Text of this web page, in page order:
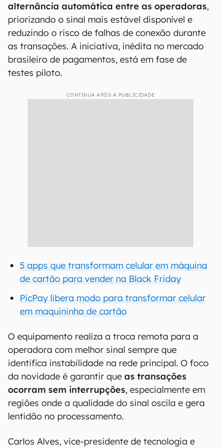
alternância automática entre as operadoras,
priorizando o sinal mais estável disponível e
reduzindo o risco de falhas de conexão durante
as transações. A iniciativa, inédita no mercado
brasileiro de pagamentos, está em fase de
testes piloto.
CONTINUA APÓS A PUBLICIDADE
5 apps que transformam celular em máquina
de cartão para vender na Black Friday
PicPay libera modo para transformar celular
em maquininha de cartão
O equipamento realiza a troca remota para a
operadora com melhor sinal sempre que
identifica instabilidade na rede principal. O foco
da novidade é garantir que as transações
ocorram sem interrupções, especialmente em
regiões onde a qualidade do sinal oscila e gera
lentidão no processamento.
Carlos Alves, vice-presidente de tecnologia e